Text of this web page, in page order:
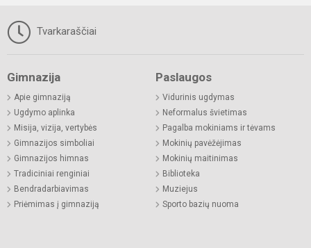
Tvarkaraščiai
Gimnazija
Apie gimnaziją
Ugdymo aplinka
Misija, vizija, vertybės
Gimnazijos simboliai
Gimnazijos himnas
Tradiciniai renginiai
Bendradarbiavimas
Priėmimas į gimnaziją
Paslaugos
Vidurinis ugdymas
Neformalus švietimas
Pagalba mokiniams ir tėvams
Mokinių pavėžėjimas
Mokinių maitinimas
Biblioteka
Muziejus
Sporto bazių nuoma